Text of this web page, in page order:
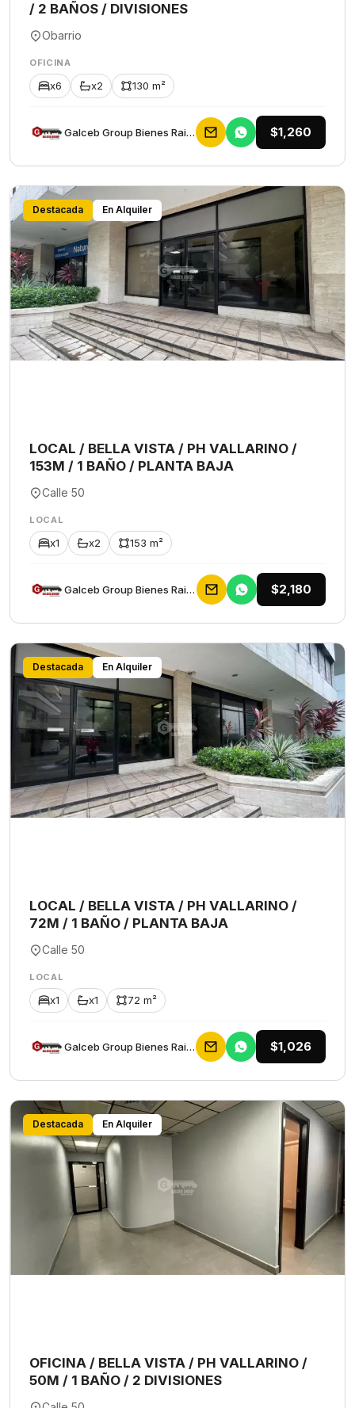
/ 2 BAÑOS / DIVISIONES
Obarrio
OFICINA
x6 x2 130 m²
Galceb Group Bienes Raices $1,260
Destacada En Alquiler
LOCAL / BELLA VISTA / PH VALLARINO /
153M / 1 BAÑO / PLANTA BAJA
Calle 50
LOCAL
x1 x2 153 m²
Galceb Group Bienes Raices $2,180
Destacada En Alquiler
LOCAL / BELLA VISTA / PH VALLARINO /
72M / 1 BAÑO / PLANTA BAJA
Calle 50
LOCAL
x1 x1 72 m²
Galceb Group Bienes Raices $1,026
Destacada En Alquiler
OFICINA / BELLA VISTA / PH VALLARINO /
50M / 1 BAÑO / 2 DIVISIONES